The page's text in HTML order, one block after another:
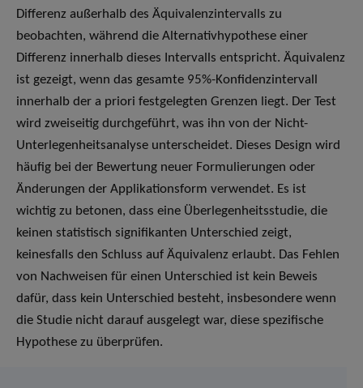
Differenz außerhalb des Äquivalenzintervalls zu
beobachten, während die Alternativhypothese einer
Differenz innerhalb dieses Intervalls entspricht. Äquivalenz
ist gezeigt, wenn das gesamte 95%-Konfidenzintervall
innerhalb der a priori festgelegten Grenzen liegt. Der Test
wird zweiseitig durchgeführt, was ihn von der Nicht-
Unterlegenheitsanalyse unterscheidet. Dieses Design wird
häufig bei der Bewertung neuer Formulierungen oder
Änderungen der Applikationsform verwendet. Es ist
wichtig zu betonen, dass eine Überlegenheitsstudie, die
keinen statistisch signifikanten Unterschied zeigt,
keinesfalls den Schluss auf Äquivalenz erlaubt. Das Fehlen
von Nachweisen für einen Unterschied ist kein Beweis
dafür, dass kein Unterschied besteht, insbesondere wenn
die Studie nicht darauf ausgelegt war, diese spezifische
Hypothese zu überprüfen.